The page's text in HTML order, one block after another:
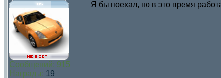
Сообщений: 915
Награды: 19
Я бы поехал, но в это время